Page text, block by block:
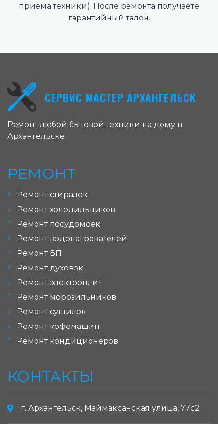
приема техники). После ремонта получаете
гарантийный талон.
СЕРВИС МАСТЕР АРХАНГЕЛЬСК
Ремонт любой бытовой техники на дому в
Архангельске
РЕМОНТ
Ремонт стиралок
Ремонт холодильников
Ремонт посудомоек
Ремонт водонагревателей
Ремонт ВП
Ремонт духовок
Ремонт электроплит
Ремонт морозильников
Ремонт сушилок
Ремонт кофемашин
Ремонт кондиционеров
КОНТАКТЫ
г. Архангельск, Маймаксанская улица, 77с2